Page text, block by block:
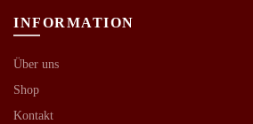
INFORMATION
Über uns
Shop
Kontakt